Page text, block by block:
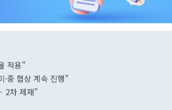
적용"
중 협상 계속 진행"
2차 제재"